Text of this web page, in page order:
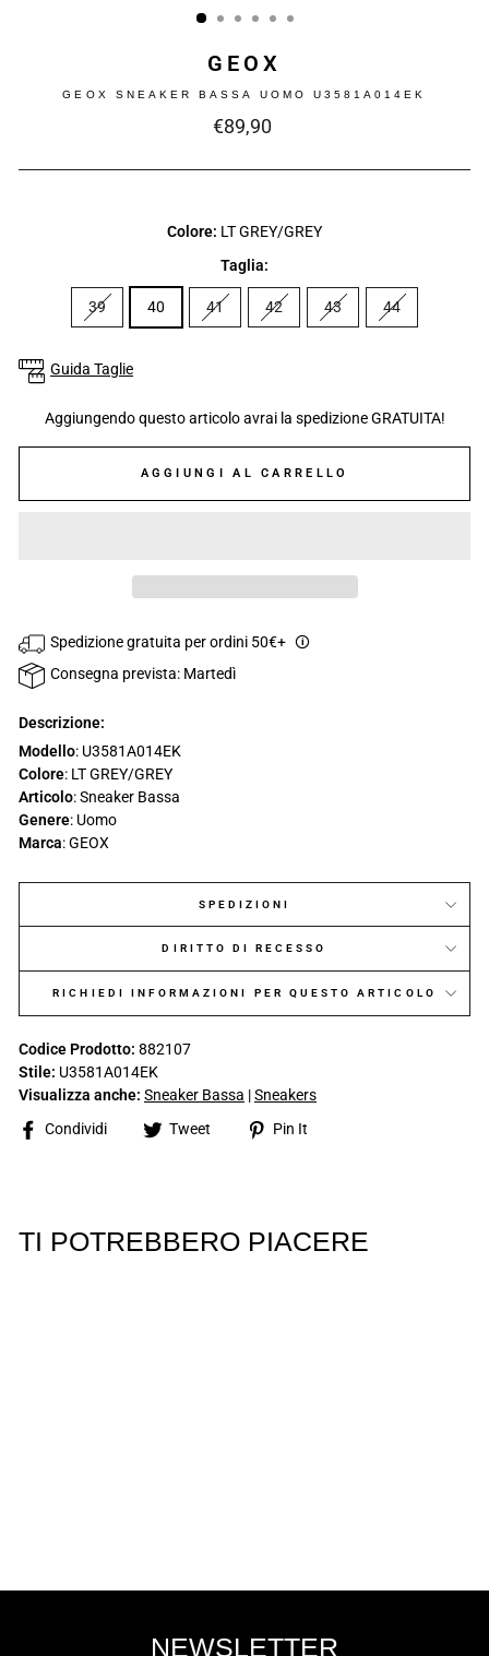
GEOX
GEOX SNEAKER BASSA UOMO U3581A014EK
Prezzo
€89,90
Colore: LT GREY/GREY
Taglia:
39 40 41 42 43 44
Guida Taglie
Aggiungendo questo articolo avrai la spedizione GRATUITA!
AGGIUNGI AL CARRELLO
Spedizione gratuita per ordini 50€+ 🛈
Consegna prevista: Martedì
Descrizione:
Modello: U3581A014EK
Colore: LT GREY/GREY
Articolo: Sneaker Bassa
Genere: Uomo
Marca: GEOX
SPEDIZIONI
DIRITTO DI RECESSO
RICHIEDI INFORMAZIONI PER QUESTO ARTICOLO
Codice Prodotto: 882107
Stile: U3581A014EK
Visualizza anche: Sneaker Bassa |Sneakers
Condividi
Share Tweet
Tweet Pin It
TI POTREBBERO PIACERE
NEWSLETTER